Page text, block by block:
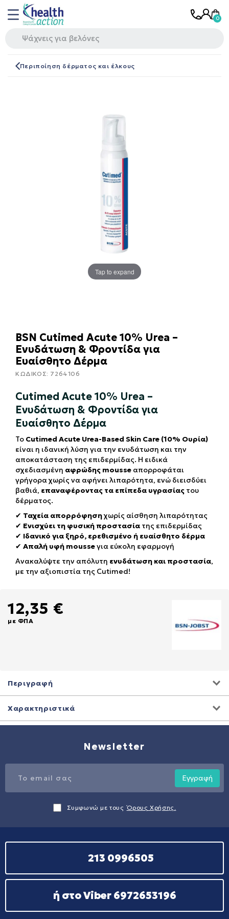
Περιποίηση δέρματος και έλκους
Tap to expand
BSN Cutimed Acute 10% Urea –
Ενυδάτωση & Φροντίδα για
Ευαίσθητο Δέρμα
ΚΩΔΙΚΟΣ: 7264106
Cutimed Acute 10% Urea –
Ενυδάτωση & Φροντίδα για
Ευαίσθητο Δέρμα
Το Cutimed Acute Urea-Based Skin Care (10% Ουρία)
είναι η ιδανική λύση για την ενυδάτωση και την
αποκατάσταση της επιδερμίδας. Η ειδικά
σχεδιασμένη αφρώδης mousse απορροφάται
γρήγορα χωρίς να αφήνει λιπαρότητα, ενώ διεισδύει
βαθιά, επαναφέροντας τα επίπεδα υγρασίας του
δέρματος.
✔ Ταχεία απορρόφησηχωρίς αίσθηση λιπαρότητας
✔ Ενισχύει τη φυσική προστασία της επιδερμίδας
✔ Ιδανικό για ξηρό, ερεθισμένο ή ευαίσθητο δέρμα
✔ Απαλή υφή mousseγια εύκολη εφαρμογή
Ανακαλύψτε την απόλυτη ενυδάτωση και προστασία,
με την αξιοπιστία της Cutimed!
12,35 €
με ΦΠΑ
Περιγραφή
Χαρακτηριστικά
Newsletter
Εγγραφή
Συμφωνώ με τους Όρους Χρήσης.
213 0996505
ή στο Viber 6972653196